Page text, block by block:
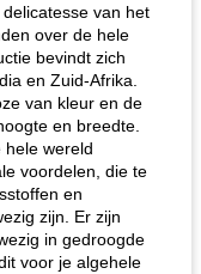
van het
over de hele
bevindt zich
en Zuid-Afrika.
van kleur en de
en breedte.
wereld
voordelen, die te
en
zijn. Er zijn
in gedroogde
voor je algehele